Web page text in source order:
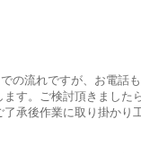
の流れですが、お電話
す。ご検討頂きました
承後作業に取り掛か